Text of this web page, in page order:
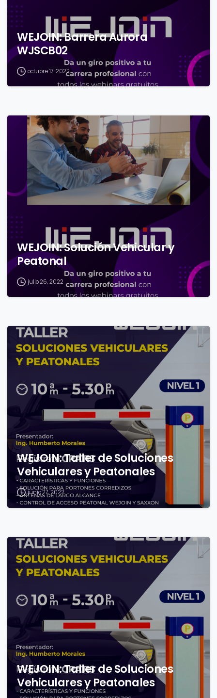
WEJOIN: Barrera Aurora
WJSCB02
octubre 17, 2022
WEJOIN: Solución Vehicular y
Peatonal
julio 26, 2022
WEJOIN: Taller de Soluciones
Vehiculares y Peatonales
junio 27, 2022
WEJOIN: Taller de Soluciones
Vehiculares y Peatonales